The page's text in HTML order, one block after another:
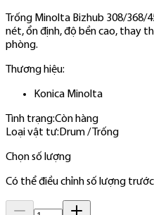
Trống Minolta Bizhub 308/368/
nét, ổn định, độ bền cao, thay
phòng.
Thương hiệu:
Konica Minolta
Tình trạng:Còn hàng
Loại vật tư: Drum / Trống
Chọn số lượng
Có thể điều chỉnh số lượng